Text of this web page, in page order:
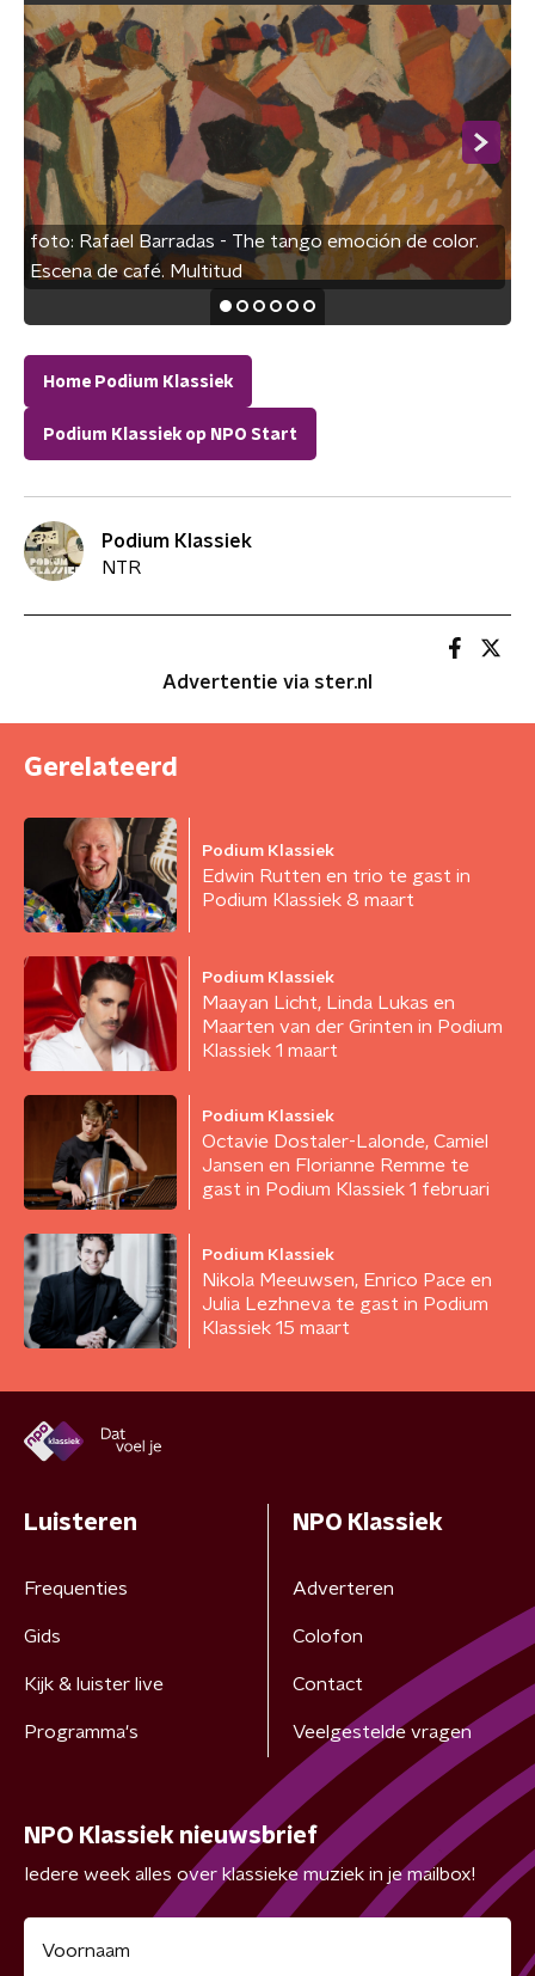
foto: Rafael Barradas - The tango emoción de color.
Escena de café. Multitud
Home Podium Klassiek
Podium Klassiek op NPO Start
Podium Klassiek
NTR
Advertentie via ster.nl
Gerelateerd
Podium Klassiek
Edwin Rutten en trio te gast in
Podium Klassiek 8 maart
Podium Klassiek
Maayan Licht, Linda Lukas en
Maarten van der Grinten in Podium
Klassiek 1 maart
Podium Klassiek
Octavie Dostaler-Lalonde, Camiel
Jansen en Florianne Remme te
gast in Podium Klassiek 1 februari
Podium Klassiek
Nikola Meeuwsen, Enrico Pace en
Julia Lezhneva te gast in Podium
Klassiek 15 maart
Luisteren
Frequenties
Gids
Kijk & luister live
Programma's
NPO Klassiek
Adverteren
Colofon
Contact
Veelgestelde vragen
NPO Klassiek nieuwsbrief
Iedere week alles over klassieke muziek in je mailbox!